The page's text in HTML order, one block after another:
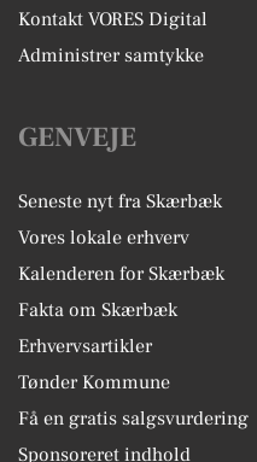
Kontakt VORES Digital
Administrer samtykke
GENVEJE
Seneste nyt fra Skærbæk
Vores lokale erhverv
Kalenderen for Skærbæk
Fakta om Skærbæk
Erhvervsartikler
Tønder Kommune
Få en gratis salgsvurdering
Sponsoreret indhold